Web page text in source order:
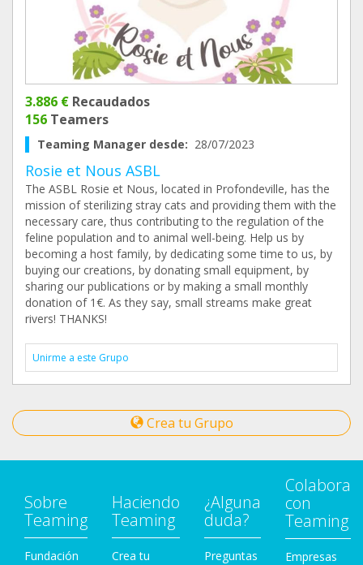
3.886 € Recaudados
156 Teamers
Teaming Manager desde: 28/07/2023
Rosie et Nous ASBL
The ASBL Rosie et Nous, located in Profondeville, has the
mission of sterilizing stray cats and providing them with the
necessary care, thus contributing to the regulation of the
feline population and to animal well-being. Help us by
becoming a host family, by dedicating some time to us, by
buying our creations, by donating small equipment, by
sharing our publications or by making a small monthly
donation of 1€. As they say, small streams make great
rivers! THANKS!
Unirme a este Grupo
Crea tu Grupo
Sobre
Teaming
Fundación
Haciendo
Teaming
Crea tu
¿Alguna
duda?
Preguntas
Colabora
con
Teaming
Empresas